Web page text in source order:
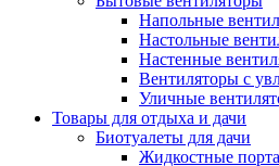
Напольные
Настольные
Настенные
Вентиляторы с
Уличные
Товары для отдыха и дачи
Биотуалеты для дачи
Жидкостные